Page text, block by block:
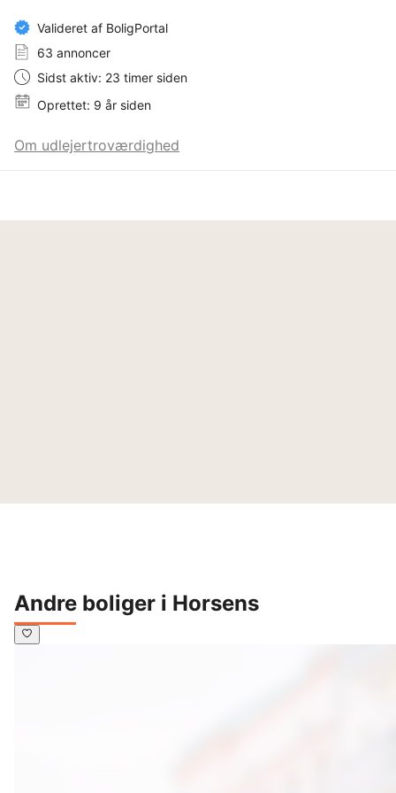
Valideret af BoligPortal
63 annoncer
Sidst aktiv: 23 timer siden
Oprettet: 9 år siden
Om udlejertroværdighed
Andre boliger i Horsens